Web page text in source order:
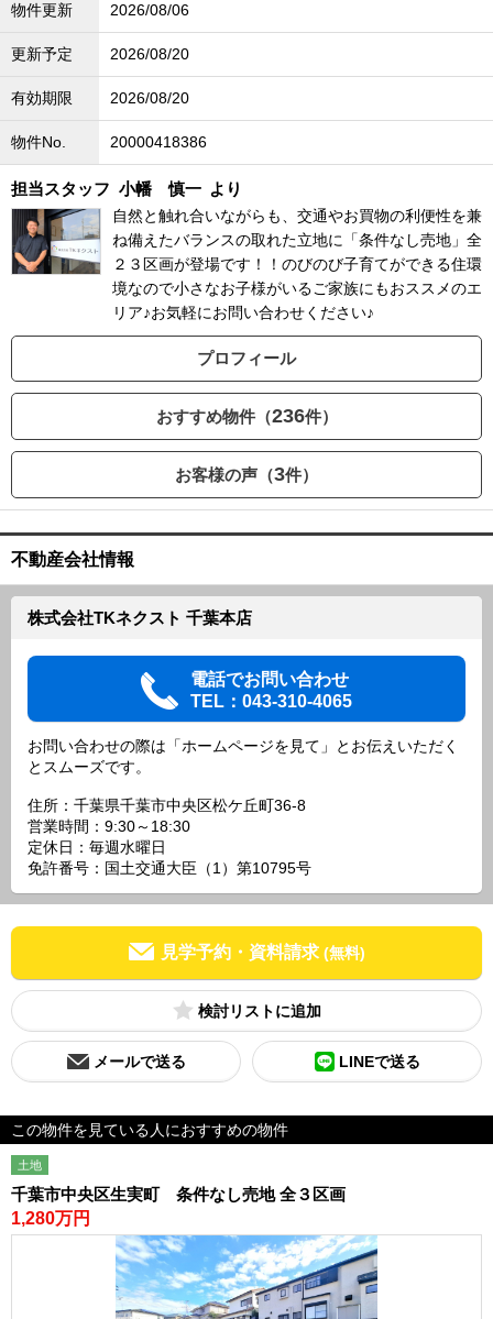
物件更新 2026/08/06
更新予定 2026/08/20
有効期限 2026/08/20
物件No. 20000418386
担当スタッフ 小幡 慎一 より
自然と触れ合いながらも、交通やお買物の利便性を兼
ね備えたバランスの取れた立地に「条件なし売地」全
２３区画が登場です！！のびのび子育てができる住環
境なので小さなお子様がいるご家族にもおススメのエ
リア♪お気軽にお問い合わせください♪
プロフィール
おすすめ物件（236件）
お客様の声（3件）
不動産会社情報
株式会社TKネクスト 千葉本店
電話でお問い合わせ
TEL：043-310-4065
お問い合わせの際は「ホームページを見て」とお伝えいただく
とスムーズです。
住所：千葉県千葉市中央区松ケ丘町36-8
営業時間：9:30～18:30
定休日：毎週水曜日
免許番号：国土交通大臣（1）第10795号
見学予約・資料請求 (無料)
検討リスト
メールで送る LINEで送る
この物件を見ている人におすすめの物件
土地
千葉市中央区生実町 条件なし売地 全３区画
1,280万円